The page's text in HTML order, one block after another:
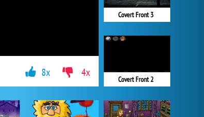
Covert Front 3
Covert Front 2
8x 4x